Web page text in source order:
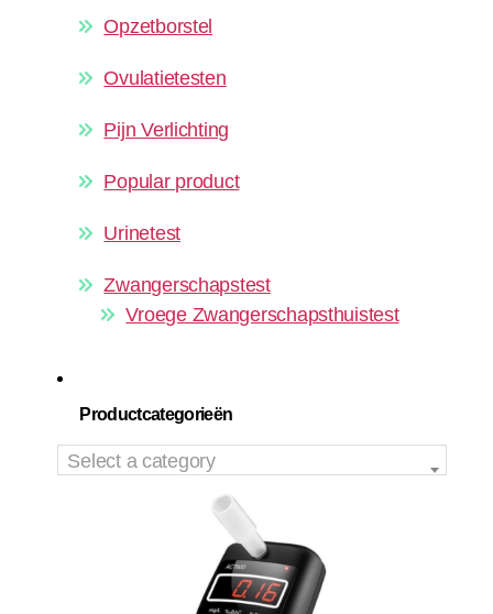
Opzetborstel
Ovulatietesten
Pijn Verlichting
Popular product
Urinetest
Zwangerschapstest
Vroege Zwangerschapsthuistest
Productcategorieën
Select a category